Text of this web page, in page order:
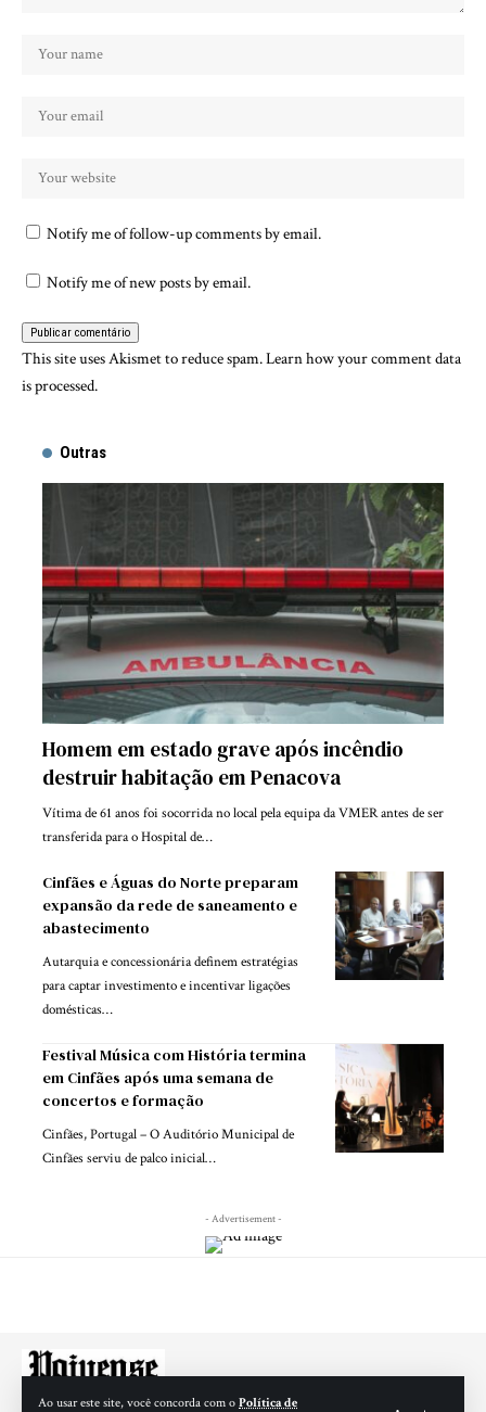
Ao usar este site, você concorda com o Política de
Notify me of follow-up comments by email.
Notify me of new posts by email.
This site uses Akismet to reduce spam.Learn how your comment data
is processed.
Outras
Homem em estado grave após incêndio
destruir habitação em Penacova
Vítima de 61 anos foi socorrida no local pela equipa da VMER antes de ser
transferida para o Hospital de…
Cinfães e Águas do Norte preparam
expansão da rede de saneamento e
abastecimento
Autarquia e concessionária definem estratégias
para captar investimento e incentivar ligações
domésticas…
Festival Música com História termina
em Cinfães após uma semana de
concertos e formação
Cinfães, Portugal – O Auditório Municipal de
Cinfães serviu de palco inicial…
- Advertisement -